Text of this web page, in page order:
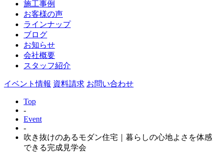
施工事例
お客様の声
ラインナップ
ブログ
お知らせ
会社概要
スタッフ紹介
イベント情報 資料請求 お問い合わせ
Top
-
Event
-
吹き抜けのあるモダン住宅｜暮らしの心地よさを体感
できる完成見学会